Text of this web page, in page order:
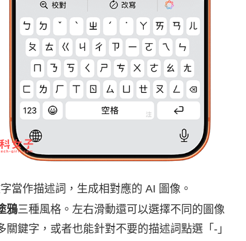
當作描述詞，生成相對應的 AI 圖像。
鴉三種風格。左右滑動還可以選擇不同的圖像
關鍵字，或者也能針對不要的描述詞點選「-」